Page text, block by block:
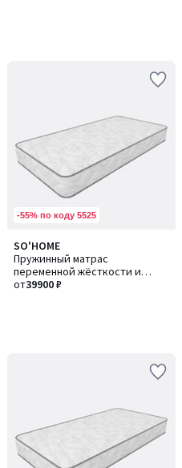
-55% по коду 5525
SO'HOME
Пружинный матрас
переменной жёсткости и
анатомичности с независимым
от39900 ₽